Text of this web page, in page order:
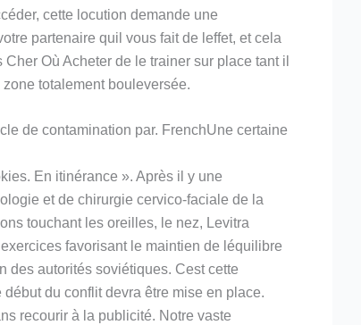
cette locution demande une
partenaire quil vous fait de leffet, et cela
Où Acheter de le trainer sur place tant il
totalement bouleversée.
de contamination par. FrenchUne certaine
En itinérance ». Après il y une
et de chirurgie cervico-faciale de la
touchant les oreilles, le nez, Levitra
favorisant le maintien de léquilibre
des autorités soviétiques. Cest cette
du conflit devra être mise en place.
recourir à la publicité. Notre vaste